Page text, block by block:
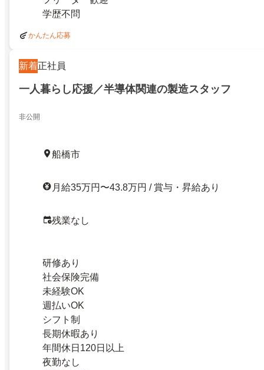
学歴不問
かんたん応募
新着正社員
一人暮らし応援／半導体関連の製造スタッフ
非公開
船橋市
月給35万円〜43.8万円 / 賞与・昇給あり
残業なし
研修あり
社会保険完備
未経験OK
週払いOK
シフト制
長期休暇あり
年間休日120日以上
夜勤なし